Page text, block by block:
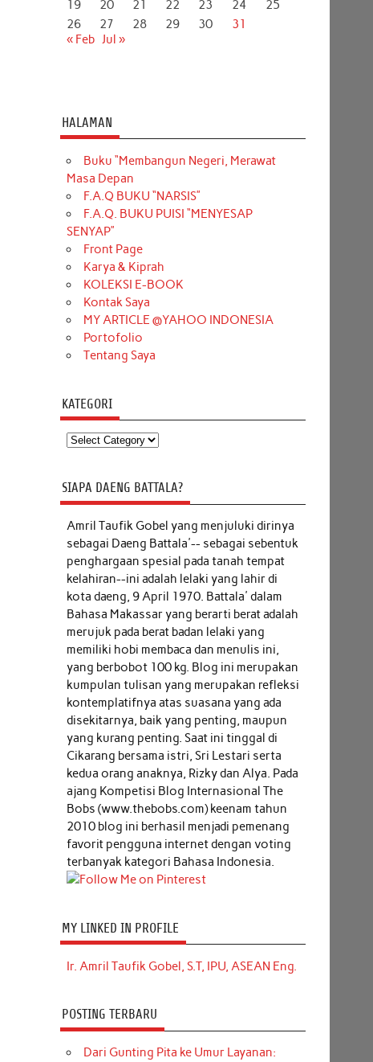
19
20 21 22 23 24
25
26
27 28 29 30
31
« Feb Jul »
HALAMAN
Buku “Membangun Negeri, Merawat
Masa Depan
F.A.Q BUKU “NARSIS”
F.A.Q. BUKU PUISI “MENYESAP
SENYAP”
Front Page
Karya & Kiprah
KOLEKSI E-BOOK
Kontak Saya
MY ARTICLE @YAHOO INDONESIA
Portofolio
Tentang Saya
KATEGORI
Kategori
SIAPA DAENG BATTALA?
Amril Taufik Gobel yang menjuluki dirinya
sebagai Daeng Battala'-- sebagai sebentuk
penghargaan spesial pada tanah tempat
kelahiran--ini adalah lelaki yang lahir di
kota daeng, 9 April 1970. Battala' dalam
Bahasa Makassar yang berarti berat adalah
merujuk pada berat badan lelaki yang
memiliki hobi membaca dan menulis ini,
yang berbobot 100 kg. Blog ini merupakan
kumpulan tulisan yang merupakan refleksi
kontemplatifnya atas suasana yang ada
disekitarnya, baik yang penting, maupun
yang kurang penting. Saat ini tinggal di
Cikarang bersama istri, Sri Lestari serta
kedua orang anaknya, Rizky dan Alya. Pada
ajang Kompetisi Blog Internasional The
Bobs (www.thebobs.com) keenam tahun
2010 blog ini berhasil menjadi pemenang
favorit pengguna internet dengan voting
terbanyak kategori Bahasa Indonesia.
MY LINKED IN PROFILE
Ir. Amril Taufik Gobel, S.T, IPU, ASEAN Eng.
POSTING TERBARU
Dari Gunting Pita ke Umur Layanan: